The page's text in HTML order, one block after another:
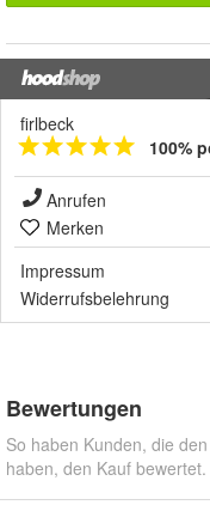
firlbeck
100%
Anrufen
Merken
Impressum
Widerrufsbelehrung
Bewertungen
So haben Kunden, die
haben, den Kauf bewertet.